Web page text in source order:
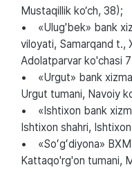
Mustaqillik ko‘ch, 38);
• «Ulug'bek» bank
viloyati, Samarqand t.,
Adolatparvar ko'chasi
• «Urgut» bank
Urgut tumani, Navoiy
• «Ishtixon bank
Ishtixon shahri,
• «Soʻgʻdiyona»
Kattaqo'rg'on tumani,